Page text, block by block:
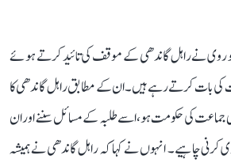
روی نے راہل گاندھی کے موقف کی تائید کرتے ہوئے
کی بات کرتے رہے ہیں۔ ان کے مطابق راہل گاندھی کا
جماعت کی حکومت ہو، اسے طلبہ کے مسائل سننے اور ان
کرنی چاہیے۔ انہوں نے کہا کہ راہل گاندھی نے ہمیشہ